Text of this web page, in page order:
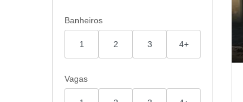
Banheiros
1 2 3 4+
Vagas